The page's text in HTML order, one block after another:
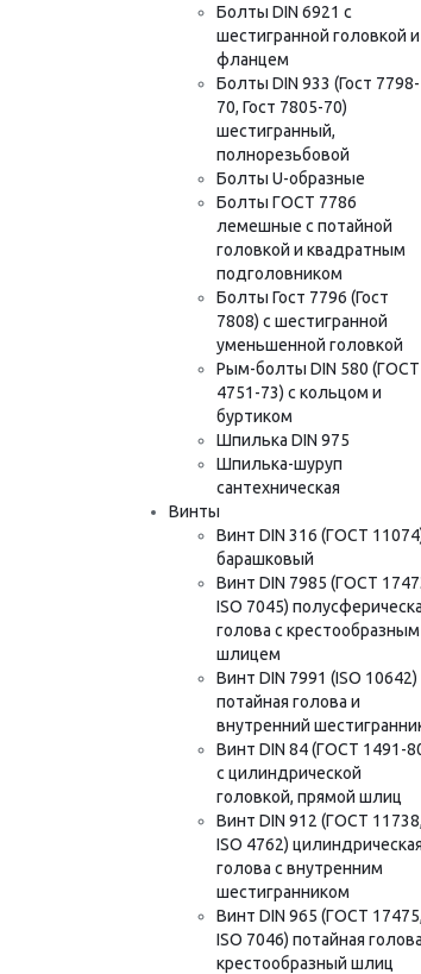
Болты DIN 6921 с
шестигранной головкой и
фланцем
Болты DIN 933 (Гост 7798-
70, Гост 7805-70)
шестигранный,
полнорезьбовой
Болты U-образные
Болты ГОСТ 7786
лемешные с потайной
головкой и квадратным
подголовником
Болты Гост 7796 (Гост
7808) с шестигранной
уменьшенной головкой
Рым-болты DIN 580 (ГОСТ
4751-73) с кольцом и
буртиком
Шпилька DIN 975
Шпилька-шуруп
сантехническая
Винты
Винт DIN 316 (ГОСТ
барашковый
Винт DIN 7985 (ГОСТ
ISO 7045)
голова с крестообразным
шлицем
Винт DIN 7991 (ISO 10642)
потайная голова и
внутренний
Винт DIN 84 (ГОСТ 1491-
с цилиндрической
головкой, прямой шлиц
Винт DIN 912 (ГОСТ 11738,
ISO 4762) цилиндрическая
голова с внутренним
шестигранником
Винт DIN 965 (ГОСТ 17475,
ISO 7046) потайная
крестообразный шлиц